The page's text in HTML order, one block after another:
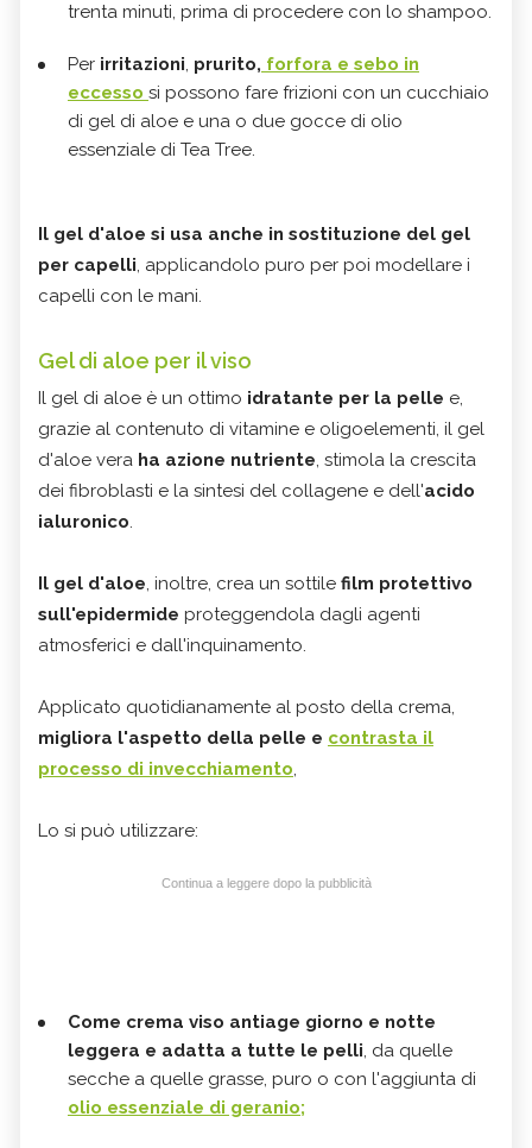
trenta minuti, prima di procedere con lo shampoo.
Per irritazioni, prurito, forfora e sebo in
eccesso si possono fare frizioni con un cucchiaio
di gel di aloe e una o due gocce di olio
essenziale di Tea Tree.
Il gel d'aloe si usa anche in sostituzione del gel
per capelli, applicandolo puro per poi modellare i
capelli con le mani.
Gel di aloe per il viso
Il gel di aloe è un ottimo idratante per la pelle e,
grazie al contenuto di vitamine e oligoelementi, il gel
d'aloe vera ha azione nutriente, stimola la crescita
dei fibroblasti e la sintesi del collagene e dell'acido
ialuronico.
Il gel d'aloe, inoltre, crea un sottile film protettivo
sull'epidermide proteggendola dagli agenti
atmosferici e dall'inquinamento.
Applicato quotidianamente al posto della crema,
migliora l'aspetto della pelle e contrasta il
processo di invecchiamento,
Lo si può utilizzare:
Continua a leggere dopo la pubblicità
Come crema viso antiage giorno e notte
leggera e adatta a tutte le pelli, da quelle
secche a quelle grasse, puro o con l'aggiunta di
olio essenziale di geranio;